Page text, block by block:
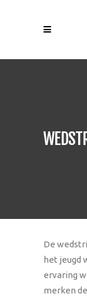
De
het jeugd
ervaring
merken